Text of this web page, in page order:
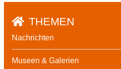
THEMEN
Nachrichten
Museen & Galerien